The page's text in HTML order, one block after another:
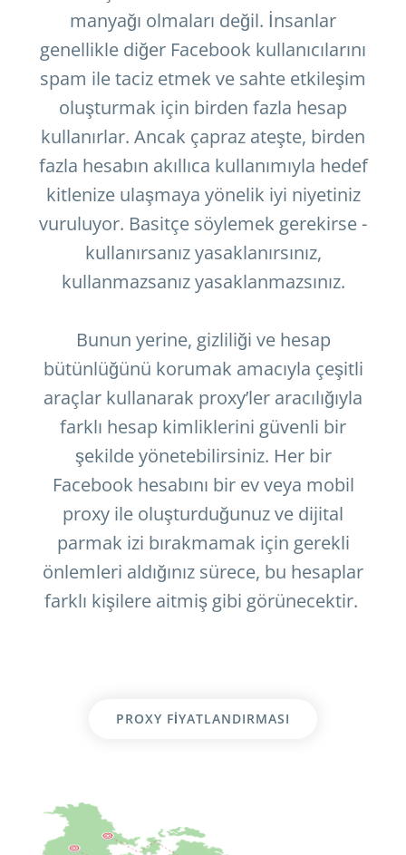
manyağı olmaları değil. İnsanlar
genellikle diğer Facebook kullanıcılarını
spam ile taciz etmek ve sahte etkileşim
oluşturmak için birden fazla hesap
kullanırlar. Ancak çapraz ateşte, birden
fazla hesabın akıllıca kullanımıyla hedef
kitlenize ulaşmaya yönelik iyi niyetiniz
vuruluyor. Basitçe söylemek gerekirse -
kullanırsanız yasaklanırsınız,
kullanmazsanız yasaklanmazsınız.
Bunun yerine, gizliliği ve hesap
bütünlüğünü korumak amacıyla çeşitli
araçlar kullanarak proxy’ler aracılığıyla
farklı hesap kimliklerini güvenli bir
şekilde yönetebilirsiniz. Her bir
Facebook hesabını bir ev veya mobil
proxy ile oluşturduğunuz ve dijital
parmak izi bırakmamak için gerekli
önlemleri aldığınız sürece, bu hesaplar
farklı kişilere aitmiş gibi görünecektir.
PROXY FIYATLANDIRMASI